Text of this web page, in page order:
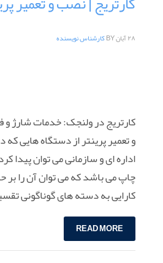
۲۸ آبان BYکارشناس نویسنده
کارتریج در ولنجک: خدمات شارژ
و تعمیر پرینتر از دستگاه هایی
اداره ای و سازمانی می توان پیدا
چاپ می باشد که می توان آن را
کارایی به دسته های گوناگونی
READ MORE